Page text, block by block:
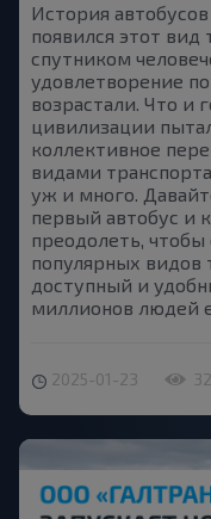
История автобусов
появился этот
спутником
удовлетворение
возрастали. Что и
цивилизации
коллективное
видами
уж и много.
первый автобус и
преодолеть,
популярных видов
доступный и
миллионов людей
2025-01-23